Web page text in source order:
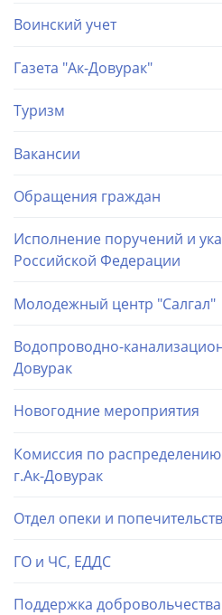
Воинский учет
Газета "Ак-Довурак"
Туризм
Вакансии
Обращения граждан
Исполнение поручений и
Российской Федерации
Молодежный центр "Салгал"
Водопроводно-
Довурак
Новогодние мероприятия
Комиссия по
г.Ак-Довурак
Отдел опеки и
ГО и ЧС, ЕДДС
Поддержка